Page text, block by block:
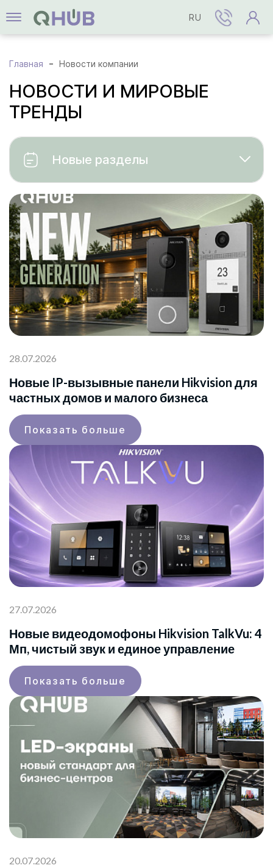
RU
Главная Новости компании
НОВОСТИ И МИРОВЫЕ
ТРЕНДЫ
Новые разделы
28.07.2026
Новые IP-вызывные панели Hikvision для
частных домов и малого бизнеса
Показать больше
27.07.2026
Новые видеодомофоны Hikvision TalkVu: 4
Мп, чистый звук и единое управление
Показать больше
20.07.2026